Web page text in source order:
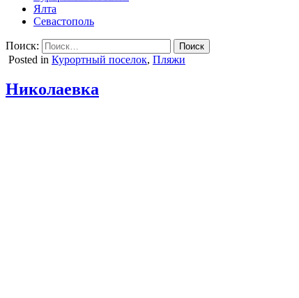
Ялта
Севастополь
Поиск:
Posted in Курортный поселок, Пляжи
Николаевка